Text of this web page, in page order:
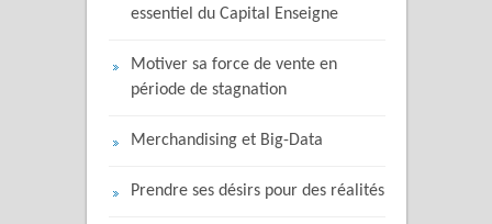
essentiel du Capital Enseigne
Motiver sa force de vente en
période de stagnation
Merchandising et Big-Data
Prendre ses désirs pour des réalités